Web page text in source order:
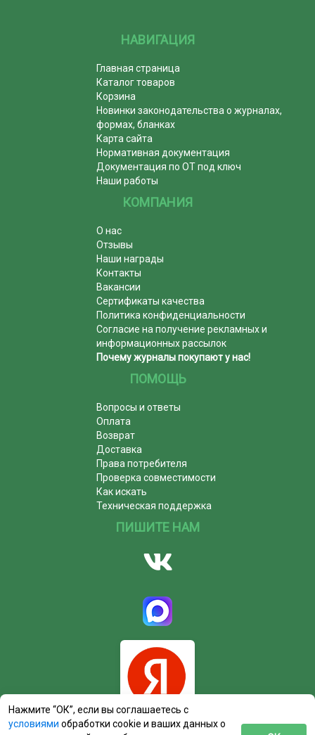
НАВИГАЦИЯ
Главная страница
Каталог товаров
Корзина
Новинки законодательства о журналах,
формах, бланках
Карта сайта
Нормативная документация
Документация по ОТ под ключ
Наши работы
КОМПАНИЯ
О нас
Отзывы
Наши награды
Контакты
Вакансии
Сертификаты качества
Политика конфиденциальности
Согласие на получение рекламных и
информационных рассылок
Почему журналы покупают у нас!
ПОМОЩЬ
Вопросы и ответы
Оплата
Возврат
Доставка
Права потребителя
Проверка совместимости
Как искать
Техническая поддержка
ПИШИТЕ НАМ
Нажмите “ОК”, если вы соглашаетесь с
условиями обработки cookie и ваших данных о